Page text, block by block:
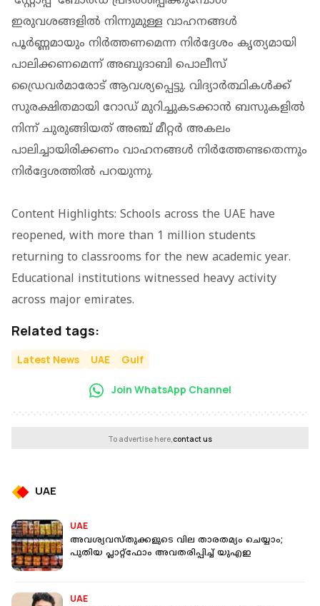
ഇരുവശങ്ങളില്‍ നിന്നുമുള്ള വാഹനങ്ങള്‍
പൂര്‍ണ്ണമായും നിര്‍ത്തണമെന്ന നിര്‍ദ്ദേശം കൃത്യമായി
പാലിക്കണമെന്ന് അബുദാബി പൊലീസ്
ഡ്രൈവര്‍മാരോട് ആവശ്യപ്പെട്ടു. വിദ്യാര്‍ത്ഥികള്‍ക്ക്
സുരക്ഷിതമായി റോഡ് മുറിച്ചുകടക്കാന്‍ ബസുകളില്‍
നിന്ന് ചുരുങ്ങിയത് അഞ്ച് മീറ്റര്‍ അകലം
പാലിച്ചായിരിക്കണം വാഹനങ്ങള്‍ നിര്‍ത്തേണ്ടതെന്നും
നിര്‍ദ്ദേശത്തില്‍ പറയുന്നു.
Content Highlights: Schools across the UAE have
reopened, with more than 1 million students
returning to classrooms for the new academic year.
Educational institutions witnessed heavy activity
across major emirates.
Related tags:
Latest News UAE Gulf
Join WhatsApp Channel
To advertise here,contact us
UAE
UAE
അവശ്യവസ്തുക്കളുടെ വില താരതമ്യം ചെയ്യാം;
പുതിയ പ്ലാറ്റ്ഫോം അവതരിപ്പിച്ച് യുഎഇ
UAE